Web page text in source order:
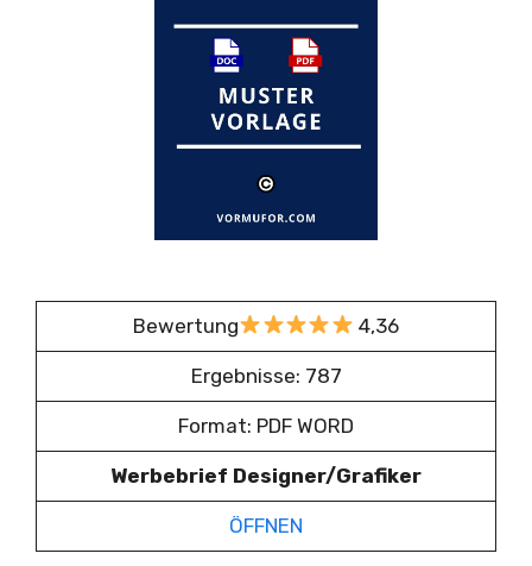
Bewertung 4,36
Ergebnisse: 787
Format: PDF WORD
Werbebrief Designer/Grafiker
ÖFFNEN